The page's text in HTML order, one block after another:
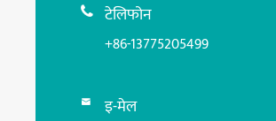
 टेलिफोन
+86-13775205499
 इ-मेल